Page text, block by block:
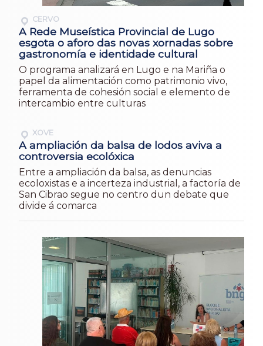
CERVO
A Rede Museística Provincial de Lugo
esgota o aforo das novas xornadas sobre
gastronomía e identidade cultural
O programa analizará en Lugo e na Mariña o
papel da alimentación como patrimonio vivo,
ferramenta de cohesión social e elemento de
intercambio entre culturas
XOVE
A ampliación da balsa de lodos aviva a
controversia ecolóxica
Entre a ampliación da balsa, as denuncias
ecoloxistas e a incerteza industrial, a factoría de
San Cibrao segue no centro dun debate que
divide á comarca